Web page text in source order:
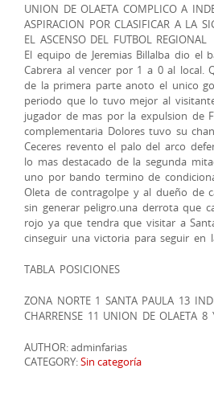
UNION DE OLAETA COMPLICO A
ASPIRACION POR CLASIFICAR A LA
EL ASCENSO DEL FUTBOL REGIONAL
El equipo de Jeremias Billalba dio el
Cabrera al vencer por 1 a 0 al local.
de la primera parte anoto el unico
periodo que lo tuvo mejor al
jugador de mas por la expulsion de
complementaria Dolores tuvo su
Ceceres revento el palo del arco
lo mas destacado de la segunda
uno por bando termino de
Oleta de contragolpe y al dueño de
sin generar peligro.una derrota que
rojo ya que tendra que visitar a
cinseguir una victoria para seguir en
TABLA POSICIONES
ZONA NORTE 1 SANTA PAULA 13
CHARRENSE 11 UNION DE OLAETA 8
AUTHOR: adminfarias
CATEGORY:Sin categoría